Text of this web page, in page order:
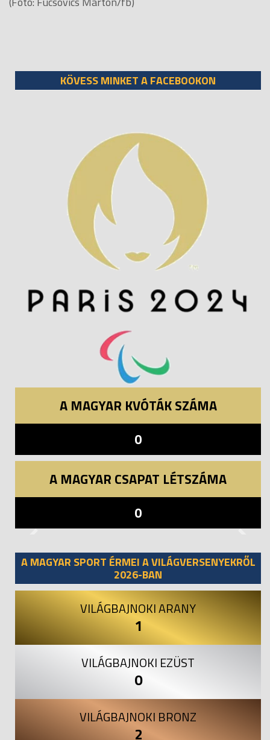
KÖVESS MINKET A FACEBOOKON
A MAGYAR KVÓTÁK SZÁMA
0
A MAGYAR CSAPAT LÉTSZÁMA
0
A MAGYAR SPORT ÉRMEI A VILÁGVERSENYEKRŐL
2026-BAN
VILÁGBAJNOKI ARANY
1
VILÁGBAJNOKI EZÜST
0
VILÁGBAJNOKI BRONZ
2